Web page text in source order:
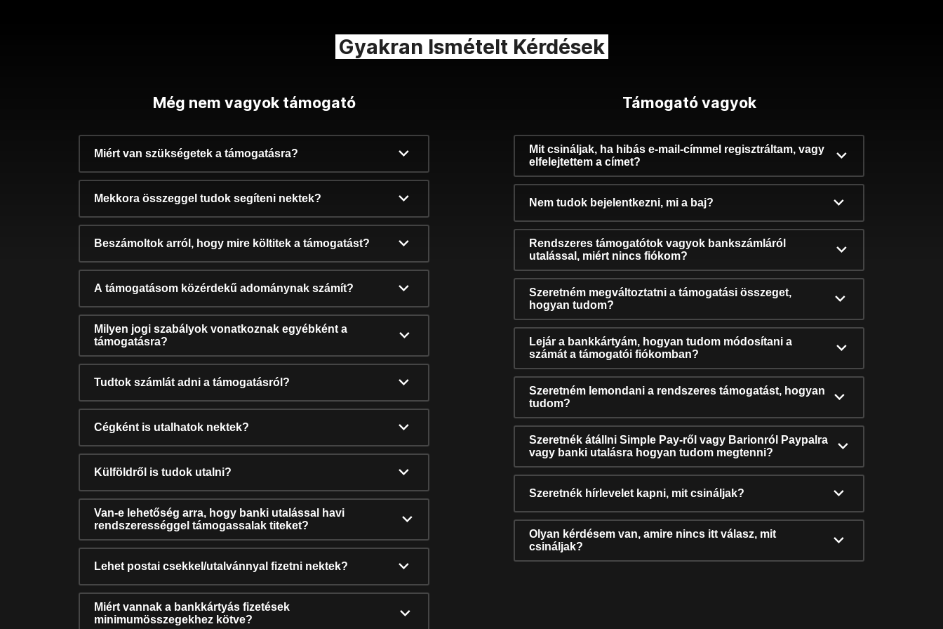
Gyakran Ismételt Kérdések
Még nem vagyok támogató
Miért van szükségetek a támogatásra?
Mekkora összeggel tudok segíteni nektek?
Beszámoltok arról, hogy mire költitek a támogatást?
A támogatásom közérdekű adománynak számít?
Milyen jogi szabályok vonatkoznak egyébként a
támogatásra?
Tudtok számlát adni a támogatásról?
Cégként is utalhatok nektek?
Külföldről is tudok utalni?
Van-e lehetőség arra, hogy banki utalással havi
rendszerességgel támogassalak titeket?
Lehet postai csekkel/utalvánnyal fizetni nektek?
Miért vannak a bankkártyás fizetések
minimumösszegekhez kötve?
Támogató vagyok
Mit csináljak, ha hibás e-mail-címmel regisztráltam, vagy
elfelejtettem a címet?
Nem tudok bejelentkezni, mi a baj?
Rendszeres támogatótok vagyok bankszámláról
utalással, miért nincs fiókom?
Szeretném megváltoztatni a támogatási összeget,
hogyan tudom?
Lejár a bankkártyám, hogyan tudom módosítani a
számát a támogatói fiókomban?
Szeretném lemondani a rendszeres támogatást, hogyan
tudom?
Szeretnék átállni Simple Pay-ről vagy Barionról Paypalra
vagy banki utalásra hogyan tudom megtenni?
Szeretnék hírlevelet kapni, mit csináljak?
Olyan kérdésem van, amire nincs itt válasz, mit
csináljak?